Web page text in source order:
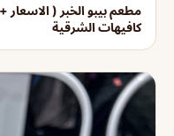
مطعم بيبو الخبر (
كافيهات الشرقية